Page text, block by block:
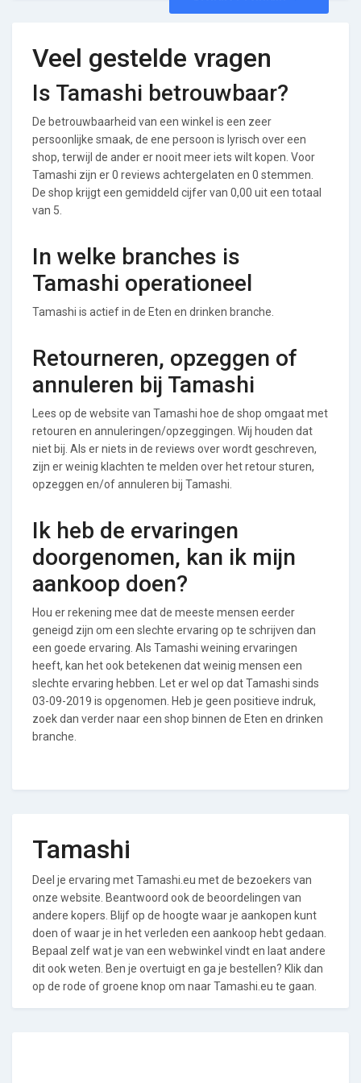
Veel gestelde vragen
Is Tamashi betrouwbaar?
De betrouwbaarheid van een winkel is een zeer
persoonlijke smaak, de ene persoon is lyrisch over een
shop, terwijl de ander er nooit meer iets wilt kopen. Voor
Tamashi zijn er 0 reviews achtergelaten en 0 stemmen.
De shop krijgt een gemiddeld cijfer van 0,00 uit een totaal
van 5.
In welke branches is
Tamashi operationeel
Tamashi is actief in de Eten en drinken branche.
Retourneren, opzeggen of
annuleren bij Tamashi
Lees op de website van Tamashi hoe de shop omgaat met
retouren en annuleringen/opzeggingen. Wij houden dat
niet bij. Als er niets in de reviews over wordt geschreven,
zijn er weinig klachten te melden over het retour sturen,
opzeggen en/of annuleren bij Tamashi.
Ik heb de ervaringen
doorgenomen, kan ik mijn
aankoop doen?
Hou er rekening mee dat de meeste mensen eerder
geneigd zijn om een slechte ervaring op te schrijven dan
een goede ervaring. Als Tamashi weining ervaringen
heeft, kan het ook betekenen dat weinig mensen een
slechte ervaring hebben. Let er wel op dat Tamashi sinds
03-09-2019 is opgenomen. Heb je geen positieve indruk,
zoek dan verder naar een shop binnen de Eten en drinken
branche.
Tamashi
Deel je ervaring met Tamashi.eu met de bezoekers van
onze website. Beantwoord ook de beoordelingen van
andere kopers. Blijf op de hoogte waar je aankopen kunt
doen of waar je in het verleden een aankoop hebt gedaan.
Bepaal zelf wat je van een webwinkel vindt en laat andere
dit ook weten. Ben je overtuigt en ga je bestellen? Klik dan
op de rode of groene knop om naar Tamashi.eu te gaan.